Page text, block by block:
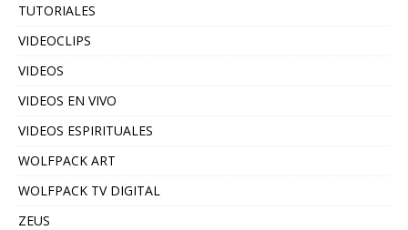
TUTORIALES
VIDEOCLIPS
VIDEOS
VIDEOS EN VIVO
VIDEOS ESPIRITUALES
WOLFPACK ART
WOLFPACK TV DIGITAL
ZEUS